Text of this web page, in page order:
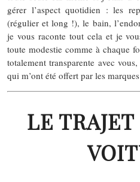
gérer l’aspect quotidien : les
(régulier et long !), le bain,
je vous raconte tout cela et je
toute modestie comme à chaque
totalement transparente avec
qui m’ont été offert par les
LE